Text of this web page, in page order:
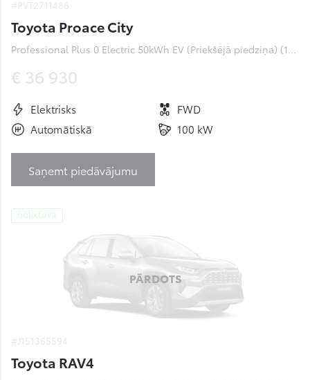
Toyota Proace City
Professional Plus 0 Electric 50kWh EV (Priekšējā piedziņa) (100 kW)
€ 36 930
Elektrisks
FWD
Automātiskā
100 kW
Saņemt piedāvājumu
noliktavā
PĀRDOTS
Toyota RAV4